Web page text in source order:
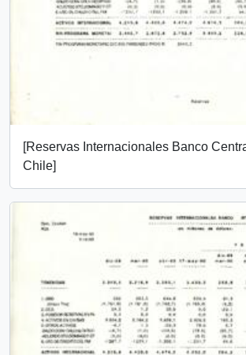
[Reservas Internacionales Banco
Chile]